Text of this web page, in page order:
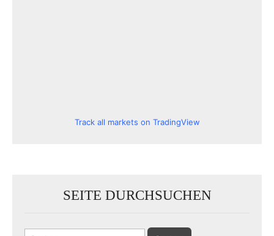
Track all markets on TradingView
SEITE DURCHSUCHEN